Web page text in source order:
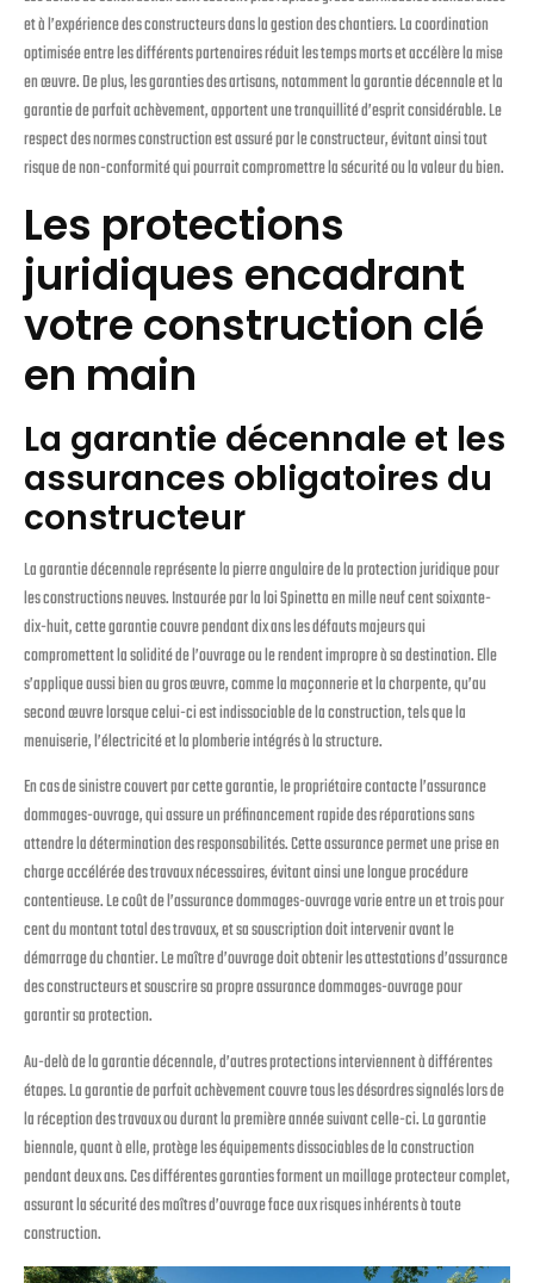
et à l’expérience des constructeurs dans la gestion des chantiers. La coordination
optimisée entre les différents partenaires réduit les temps morts et accélère la mise
en œuvre. De plus, les garanties des artisans, notamment la garantie décennale et la
garantie de parfait achèvement, apportent une tranquillité d’esprit considérable. Le
respect des normes construction est assuré par le constructeur, évitant ainsi tout
risque de non-conformité qui pourrait compromettre la sécurité ou la valeur du bien.
Les protections
juridiques encadrant
votre construction clé
en main
La garantie décennale et les
assurances obligatoires du
constructeur
La garantie décennale représente la pierre angulaire de la protection juridique pour
les constructions neuves. Instaurée par la loi Spinetta en mille neuf cent soixante-
dix-huit, cette garantie couvre pendant dix ans les défauts majeurs qui
compromettent la solidité de l’ouvrage ou le rendent impropre à sa destination. Elle
s’applique aussi bien au gros œuvre, comme la maçonnerie et la charpente, qu’au
second œuvre lorsque celui-ci est indissociable de la construction, tels que la
menuiserie, l’électricité et la plomberie intégrés à la structure.
En cas de sinistre couvert par cette garantie, le propriétaire contacte l’assurance
dommages-ouvrage, qui assure un préfinancement rapide des réparations sans
attendre la détermination des responsabilités. Cette assurance permet une prise en
charge accélérée des travaux nécessaires, évitant ainsi une longue procédure
contentieuse. Le coût de l’assurance dommages-ouvrage varie entre un et trois pour
cent du montant total des travaux, et sa souscription doit intervenir avant le
démarrage du chantier. Le maître d’ouvrage doit obtenir les attestations d’assurance
des constructeurs et souscrire sa propre assurance dommages-ouvrage pour
garantir sa protection.
Au-delà de la garantie décennale, d’autres protections interviennent à différentes
étapes. La garantie de parfait achèvement couvre tous les désordres signalés lors de
la réception des travaux ou durant la première année suivant celle-ci. La garantie
biennale, quant à elle, protège les équipements dissociables de la construction
pendant deux ans. Ces différentes garanties forment un maillage protecteur complet,
assurant la sécurité des maîtres d’ouvrage face aux risques inhérents à toute
construction.